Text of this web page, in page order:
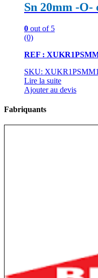
Sn 20mm -O-
0 out of 5
(0)
REF :
SKU:
Lire la suite
Ajouter au devis
Fabriquants